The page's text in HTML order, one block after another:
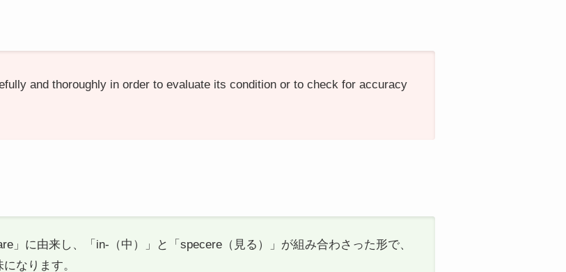
and thoroughly in order to evaluate its condition or to check for accuracy
」に由来し、「in-（中）」と「specere（見る）」が組み合わさった形で、
なります。